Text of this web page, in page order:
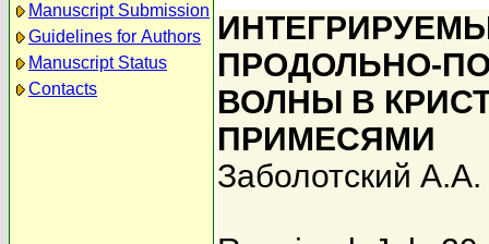
Manuscript Submission
Guidelines for Authors
Manuscript Status
Contacts
ПРОДОЛЬНО-
ВОЛНЫ В
ПРИМЕСЯМИ
Заболотский А.А.